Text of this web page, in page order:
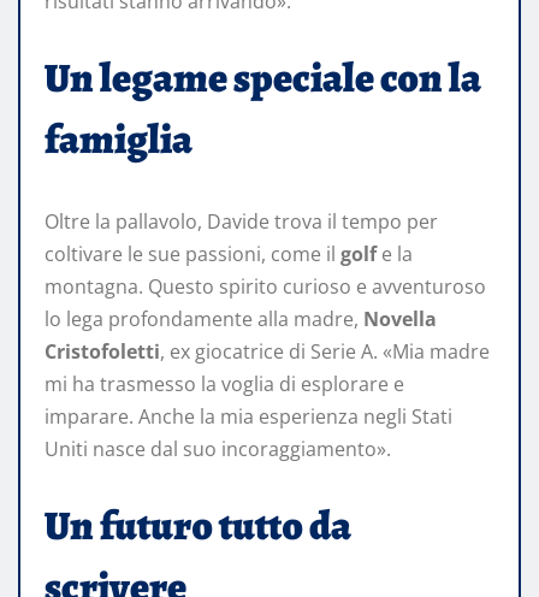
Un legame speciale con la
famiglia
Oltre la pallavolo, Davide trova il tempo per
coltivare le sue passioni, come il golfe la
montagna. Questo spirito curioso e avventuroso
lo lega profondamente alla madre, Novella
Cristofoletti, ex giocatrice di Serie A. «Mia madre
mi ha trasmesso la voglia di esplorare e
imparare. Anche la mia esperienza negli Stati
Uniti nasce dal suo incoraggiamento».
Un futuro tutto da